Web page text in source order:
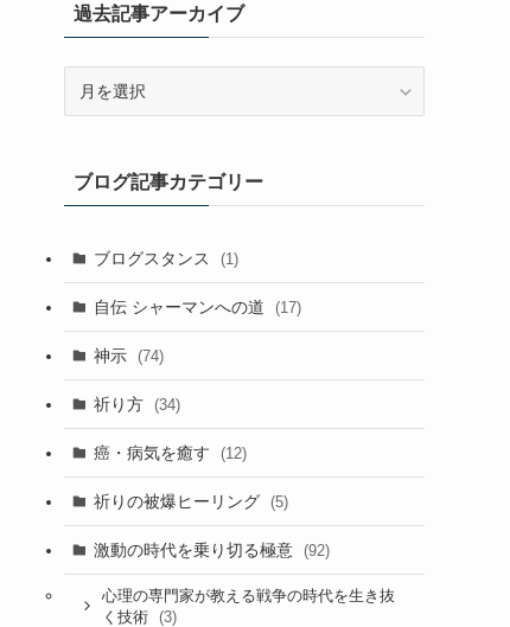
過去記事アーカイブ
ア
ー
イ
ブ
ブログ記事カテゴリー
ブログスタンス (1)
自伝 シャーマンへの道 (17)
神示 (74)
祈り方 (34)
癌・病気を癒す (12)
祈りの被爆ヒーリング (5)
激動の時代を乗り切る極意 (92)
心理の専門家が教える戦争の時代を生き抜
く技術
(3)